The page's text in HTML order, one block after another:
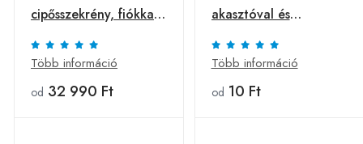
cipősszekrény, fiókkal,
fehér-tölgy -
NEBRASKA - Butopêa
Több információ
od 32 990 Ft
akasztóval és
akasztórúddal, fehér-
tölgy - NEBRASKA -
Butopêa
Több információ
od 10 Ft